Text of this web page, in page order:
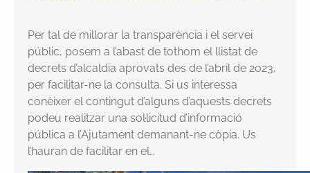
Per tal de millorar la transparència i el servei
públic, posem a l’abast de tothom el llistat de
decrets d’alcaldia aprovats des de l’abril de 2023,
per facilitar-ne la consulta. Si us interessa
conèixer el contingut d’alguns d’aquests decrets
podeu realitzar una sol·licitud d’informació
pública a l’Ajutament demanant-ne còpia. Us
l’hauran de facilitar en el…